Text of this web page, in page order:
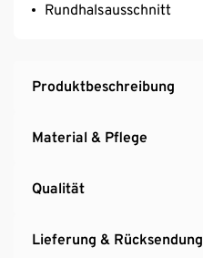
Rundhalsausschnitt
Produktbeschreibung
Material & Pflege
Qualität
Lieferung & Rücksendung